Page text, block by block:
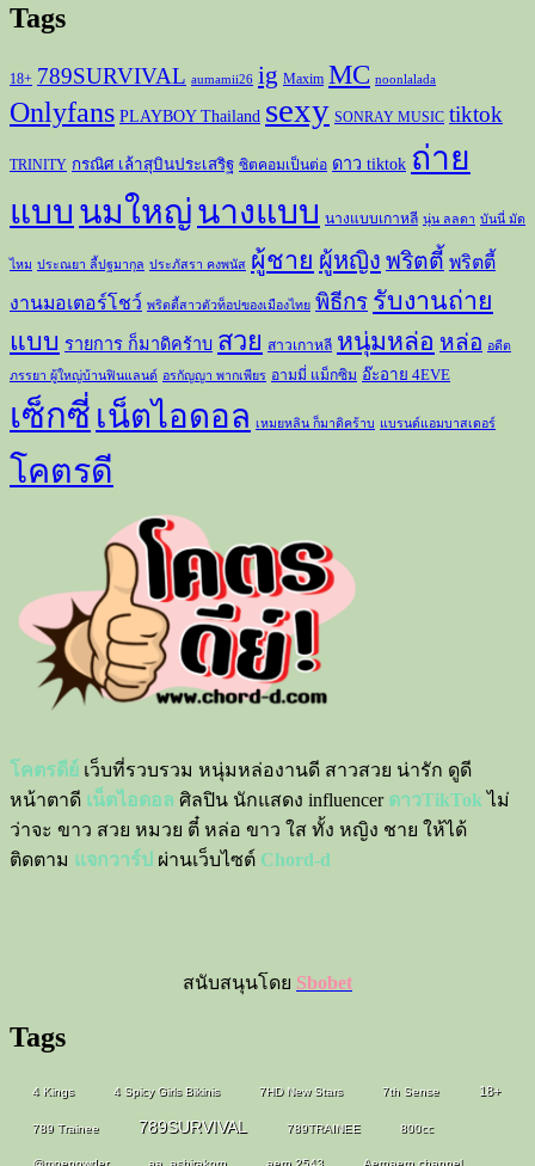
Tags
18+ 789SURVIVAL aumamii26 ig Maxim MC noonlalada
Onlyfans PLAYBOY Thailand sexy SONRAY MUSIC tiktok
TRINITY กรณิศ เล้าสุบินประเสริฐ ซิตคอมเป็นต่อ ดาว tiktok ถ่าย
แบบ นมใหญ่นางแบบ นางแบบเกาหลี นุ่น ลลดา บันนี่ มัด
ไหม ประณยา ลี้ปฐมากุล ประภัสรา คงพนัส ผู้ชาย ผู้หญิง พริตตี้ พริตตี้
งานมอเตอร์โชว์ พริตตี้สาวตัวท็อปของเมืองไทย พิธีกร รับงานถ่าย
แบบ รายการ ก็มาดิคร้าบ สวย สาวเกาหลี หนุ่มหล่อ หล่อ อดีต
ภรรยา ผู้ใหญ่บ้านฟินแลนด์ อรกัญญา พากเพียร อามมี่ แม็กซิม อ๊ะอาย 4EVE
เซ็กซี่ เน็ตไอดอล เหมยหลิน ก็มาดิคร้าบ แบรนด์แอมบาสเดอร์
โคตรดี
โคตรดีย์ เว็บที่รวบรวม หนุ่มหล่องานดี สาวสวย น่ารัก ดูดี
หน้าตาดี เน็ตไอดอล ศิลปิน นักแสดง influencer ดาวTikTok ไม่
ว่าจะ ขาว สวย หมวย ตี๋ หล่อ ขาว ใส ทั้ง หญิง ชาย ให้ได้
ติดตาม แจกวาร์ป ผ่านเว็บไซต์ Chord-d
สนับสนุนโดย Sbobet
Tags
4 Kings 4 Spicy Girls Bikinis 7HD New Stars 7th Sense 18+
789 Trainee 789SURVIVAL 789TRAINEE 800cc
@moepowder aa_ashirakorn aern.2543 Aernaern.channel